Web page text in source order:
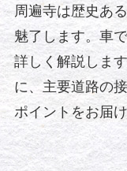
周遍寺は歴史あ
魅了します。車
詳しく解説しま
に、主要道路の
ポイントをお届